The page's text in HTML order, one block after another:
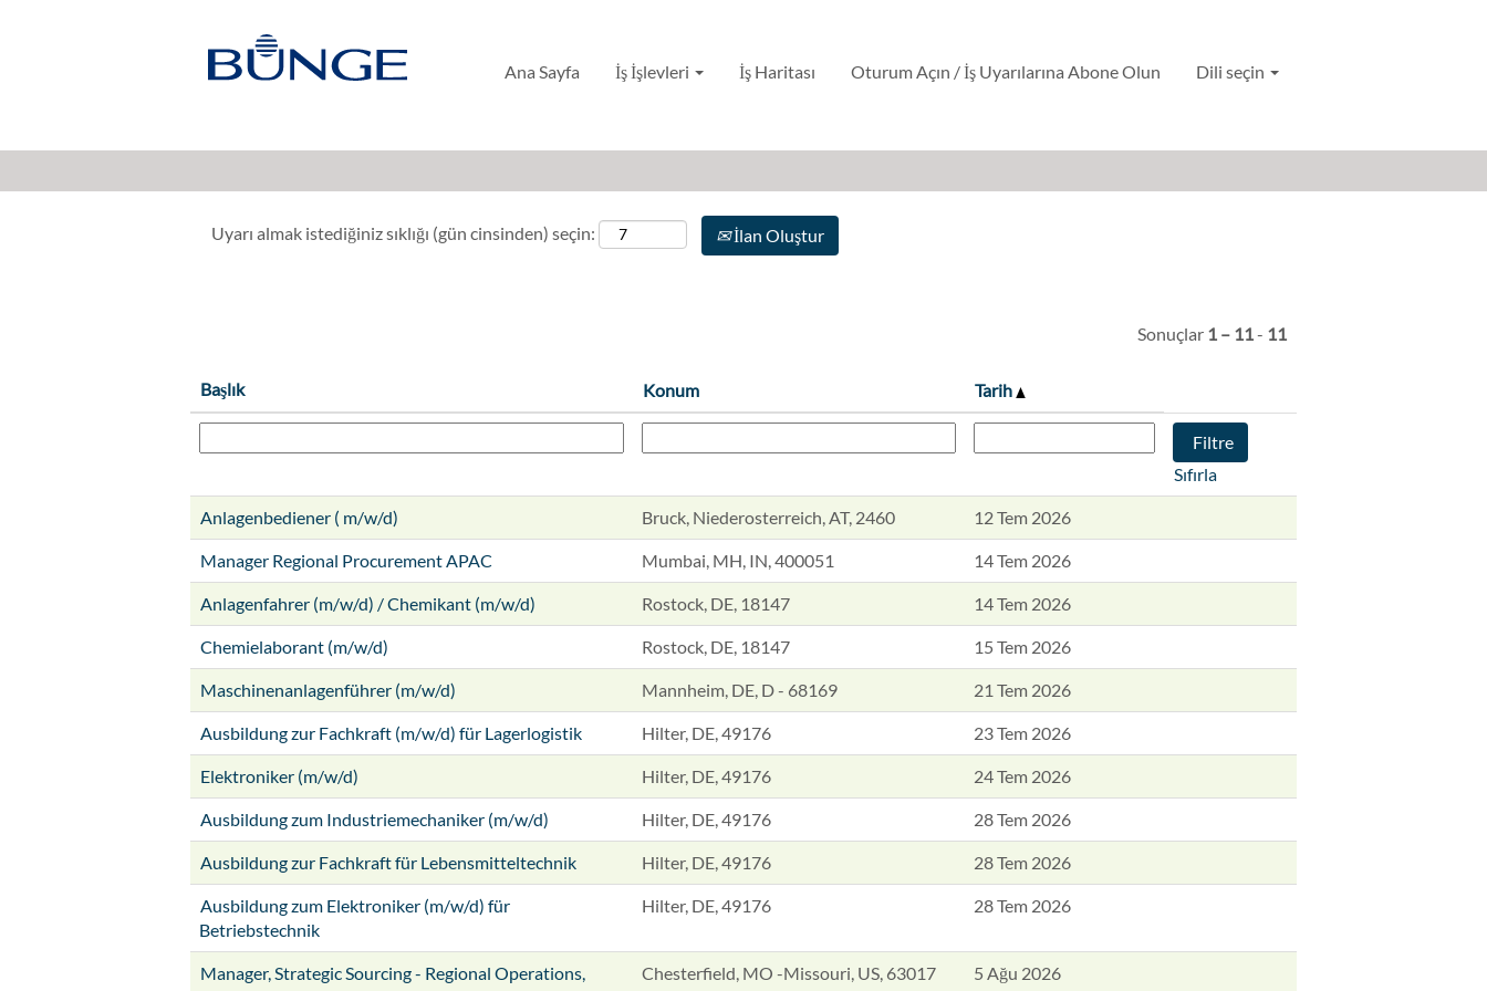
Ana Sayfa İş İşlevleri İş Haritası Oturum Açın / İş Uyarılarına Abone Olun Dili seçin
Uyarı almak istediğiniz sıklığı (gün cinsinden) seçin: İlan Oluştur
Sonuçlar 1 – 11- 11
Başlık Konum Tarih
Sıfırla
Anlagenbediener ( m/w/d) Bruck, Niederosterreich, AT, 2460 12 Tem 2026
Manager Regional Procurement APAC Mumbai, MH, IN, 400051 14 Tem 2026
Anlagenfahrer (m/w/d) / Chemikant (m/w/d) Rostock, DE, 18147 14 Tem 2026
Chemielaborant (m/w/d) Rostock, DE, 18147 15 Tem 2026
Maschinenanlagenführer (m/w/d) Mannheim, DE, D - 68169 21 Tem 2026
Ausbildung zur Fachkraft (m/w/d) für Lagerlogistik Hilter, DE, 49176 23 Tem 2026
Elektroniker (m/w/d) Hilter, DE, 49176 24 Tem 2026
Ausbildung zum Industriemechaniker (m/w/d) Hilter, DE, 49176 28 Tem 2026
Ausbildung zur Fachkraft für Lebensmitteltechnik Hilter, DE, 49176 28 Tem 2026
Ausbildung zum Elektroniker (m/w/d) für
Betriebstechnik
Hilter, DE, 49176 28 Tem 2026
Manager, Strategic Sourcing - Regional Operations,
Chesterfield, MO -Missouri, US, 63017 5 Ağu 2026